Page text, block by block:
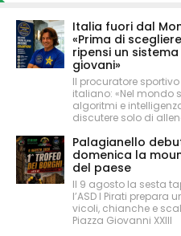
Italia fuori dal
«Prima di
ripensi un
giovani»
Il procuratore
italiano: «Nel mondo
algoritmi e
discutere solo di
Palagianello
domenica la
del paese
Il 9 agosto la sesta
l’ASD I Pirati prepara
vicoli, chianche e
Piazza Giovanni XXIII